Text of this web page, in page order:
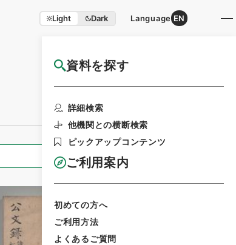
Light Dark Language EN
資料を探す
詳細検索
他機関との横断検索
ピックアップコンテンツ
ご利用案内
初めての方へ
ご利用方法
よくあるご質問
国立公文書館HP利用案内
全ての情報